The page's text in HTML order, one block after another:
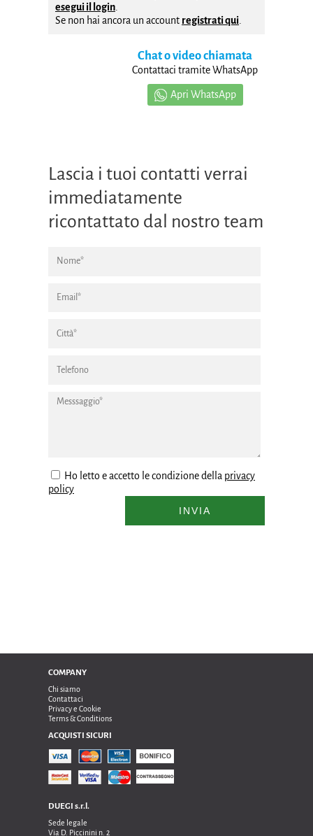
esegui il login
Se non hai ancora un account registrati qui
Chat o video chiamata
Contattaci tramite WhatsApp
Apri WhatsApp
Lascia i tuoi contatti verrai
immediatamente
ricontattato dal nostro team
Ho letto e accetto le condizione della privacy
policy
INVIA
COMPANY
Chi siamo
Contattaci
Privacy e Cookie
Terms & Conditions
ACQUISTI SICURI
DUEGI s.r.l.
Sede legale
Via D. Piccinini n. 2